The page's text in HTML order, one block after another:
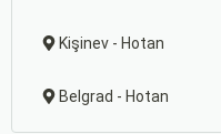
Kişinev - Hotan
Belgrad - Hotan